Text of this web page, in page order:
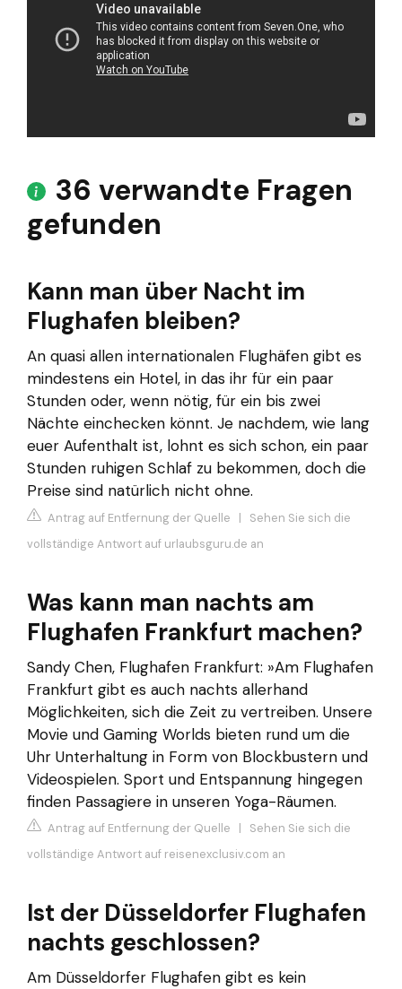
36 verwandte Fragen
gefunden
Kann man über Nacht im
Flughafen bleiben?
An quasi allen internationalen Flughäfen gibt es
mindestens ein Hotel, in das ihr für ein paar
Stunden oder, wenn nötig, für ein bis zwei
Nächte einchecken könnt. Je nachdem, wie lang
euer Aufenthalt ist, lohnt es sich schon, ein paar
Stunden ruhigen Schlaf zu bekommen, doch die
Preise sind natürlich nicht ohne.
Antrag auf Entfernung der Quelle | Sehen Sie sich die
vollständige Antwort auf urlaubsguru.de an
Was kann man nachts am
Flughafen Frankfurt machen?
Sandy Chen, Flughafen Frankfurt: »Am Flughafen
Frankfurt gibt es auch nachts allerhand
Möglichkeiten, sich die Zeit zu vertreiben. Unsere
Movie und Gaming Worlds bieten rund um die
Uhr Unterhaltung in Form von Blockbustern und
Videospielen. Sport und Entspannung hingegen
finden Passagiere in unseren Yoga-Räumen.
Antrag auf Entfernung der Quelle | Sehen Sie sich die
vollständige Antwort auf reisenexclusiv.com an
Ist der Düsseldorfer Flughafen
nachts geschlossen?
Am Düsseldorfer Flughafen gibt es kein